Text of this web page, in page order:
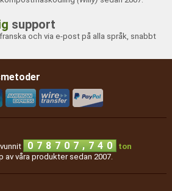
support
och via e-post på alla språk, snabbt
0 7 8 7 0 7 , 7 4 0
ton
av våra produkter sedan 2007.